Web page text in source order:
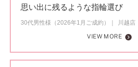
思い出に残るような指輪選び
30代男性様（2026年1月ご成約）
川越店
VIEW MORE